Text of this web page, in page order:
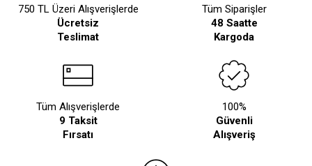
750 TL Üzeri Alışverişlerde
Ücretsiz
Teslimat
Tüm Siparişler
48 Saatte
Kargoda
Tüm Alışverişlerde
9 Taksit
Fırsatı
100%
Güvenli
Alışveriş